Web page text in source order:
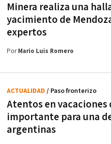
Minera realiza una
yacimiento de
expertos
PorMario Luis Romero
Atentos en
importante para una
argentinas
ACTUALIDAD / Paso fronterizo